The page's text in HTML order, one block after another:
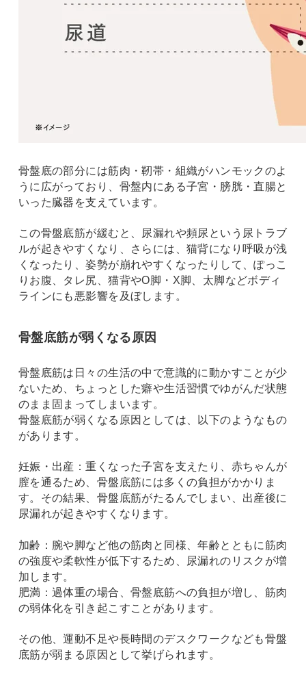
骨盤底の部分には筋肉・靭帯・組織がハンモックのよ
うに広がっており、骨盤内にある子宮・膀胱・直腸と
いった臓器を支えています。
この骨盤底筋が緩むと、尿漏れや頻尿という尿トラブ
ルが起きやすくなり、さらには、猫背になり呼吸が浅
くなったり、姿勢が崩れやすくなったりして、ぽっこ
りお腹、タレ尻、猫背やO脚・X脚、太脚などボディ
ラインにも悪影響を及ぼします。
骨盤底筋が弱くなる原因
骨盤底筋は日々の生活の中で意識的に動かすことが少
ないため、ちょっとした癖や生活習慣でゆがんだ状態
のまま固まってしまいます。
骨盤底筋が弱くなる原因としては、以下のようなもの
があります。
妊娠・出産：重くなった子宮を支えたり、赤ちゃんが
膣を通るため、骨盤底筋には多くの負担がかかりま
す。その結果、骨盤底筋がたるんでしまい、出産後に
尿漏れが起きやすくなります。
加齢：腕や脚など他の筋肉と同様、年齢とともに筋肉
の強度や柔軟性が低下するため、尿漏れのリスクが増
加します。
肥満：過体重の場合、骨盤底筋への負担が増し、筋肉
の弱体化を引き起こすことがあります。
その他、運動不足や長時間のデスクワークなども骨盤
底筋が弱まる原因として挙げられます。